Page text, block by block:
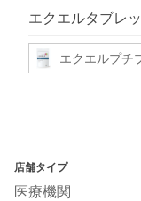
エクエルタブレ
エクエルプチ
店舗タイプ
医療機関